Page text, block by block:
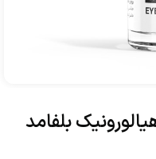
بلفامد